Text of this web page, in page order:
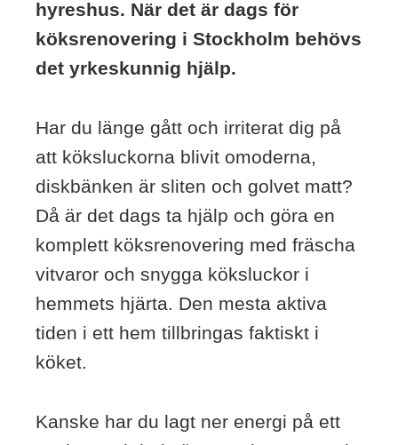
hyreshus. När det är dags för
köksrenovering i Stockholm behövs
det yrkeskunnig hjälp.
Har du länge gått och irriterat dig på
att köksluckorna blivit omoderna,
diskbänken är sliten och golvet matt?
Då är det dags ta hjälp och göra en
komplett köksrenovering med fräscha
vitvaror och snygga köksluckor i
hemmets hjärta. Den mesta aktiva
tiden i ett hem tillbringas faktiskt i
köket.
Kanske har du lagt ner energi på ett